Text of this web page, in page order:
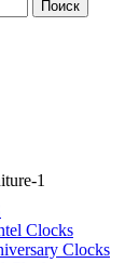
Поиск
Clocks
Clocks